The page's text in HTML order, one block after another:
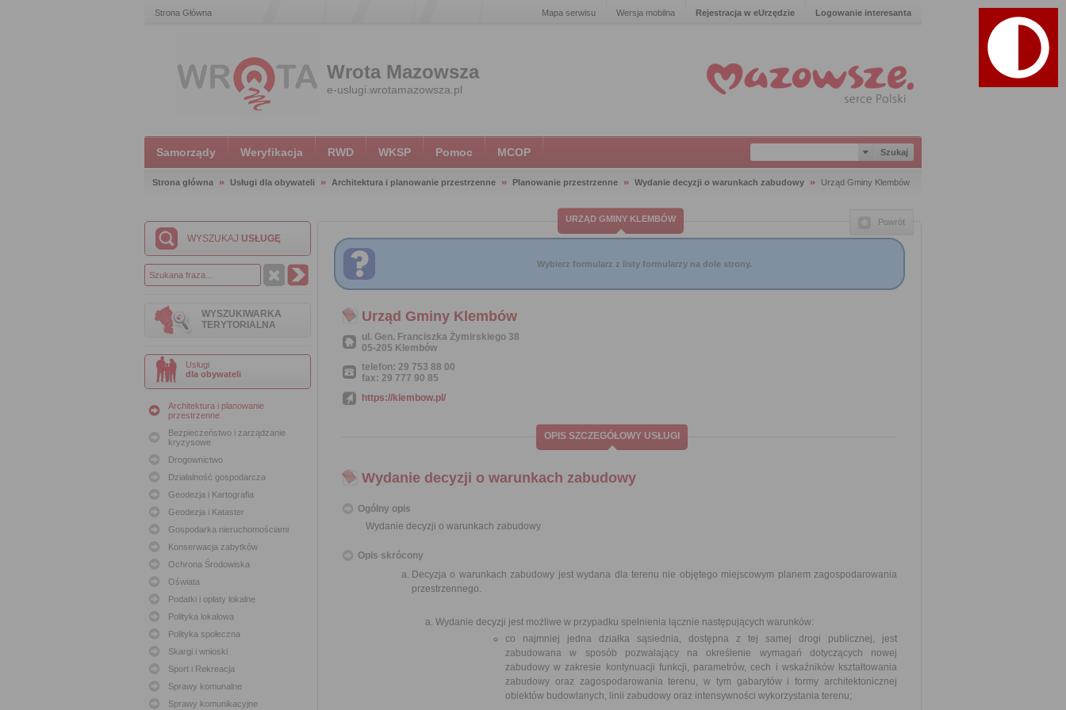
Strona Główna Mapa serwisu Wersja mobilna Rejestracja w eUrzędzie Logowanie interesanta
Wrota Mazowsza
e-uslugi.wrotamazowsza.pl
Samorządy Weryfikacja RWD WKSP Pomoc MCOP
Strona główna Usługi dla obywateli Architektura i planowanie przestrzenne Planowanie przestrzenne Wydanie decyzji o warunkach zabudowy Urząd Gminy Klembów
WYSZUKAJ USŁUGĘ
WYSZUKIWARKA
TERYTORIALNA
Usługi
dla obywateli
Architektura i planowanie
przestrzenne
Bezpieczeństwo i zarządzanie
kryzysowe
Drogownictwo
Działalność gospodarcza
Geodezja i Kartografia
Geodezja i Kataster
Gospodarka nieruchomościami
Konserwacja zabytków
Ochrona Środowiska
Oświata
Podatki i opłaty lokalne
Polityka lokalowa
Polityka społeczna
Skargi i wnioski
Sport i Rekreacja
Sprawy komunalne
Sprawy komunikacyjne
URZĄD GMINY KLEMBÓW Powrót
Wybierz formularz z listy formularzy na dole strony.
Urząd Gminy Klembów
ul. Gen. Franciszka Żymirskiego 38
05-205 Klembów
telefon: 29 753 88 00
fax: 29 777 90 85
https://klembow.pl/
OPIS SZCZEGÓŁOWY USŁUGI
Wydanie decyzji o warunkach zabudowy
Ogólny opis
Wydanie decyzji o warunkach zabudowy
Opis skrócony
Decyzja o warunkach zabudowy jest wydana dla terenu nie objętego miejscowym planem zagospodarowania
przestrzennego.
Wydanie decyzji jest możliwe w przypadku spełnienia łącznie następujących warunków:
co najmniej jedna działka sąsiednia, dostępna z tej samej drogi publicznej, jest
zabudowana w sposób pozwalający na określenie wymagań dotyczących nowej
zabudowy w zakresie kontynuacji funkcji, parametrów, cech i wskaźników kształtowania
zabudowy oraz zagospodarowania terenu, w tym gabarytów i formy architektonicznej
obiektów budowlanych, linii zabudowy oraz intensywności wykorzystania terenu;